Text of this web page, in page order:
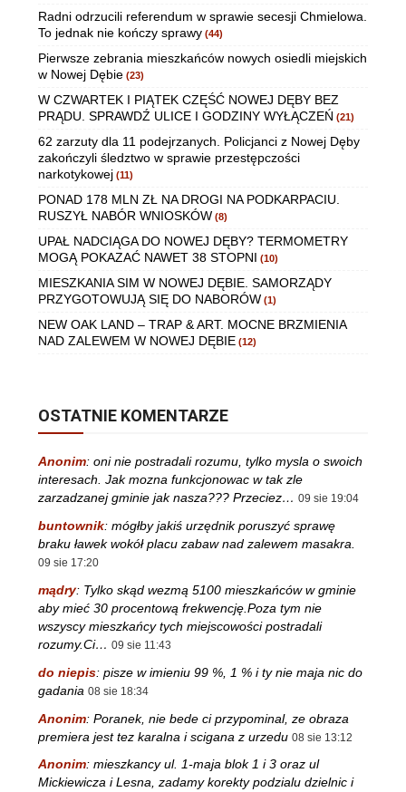
Radni odrzucili referendum w sprawie secesji Chmielowa.
To jednak nie kończy sprawy (44)
Pierwsze zebrania mieszkańców nowych osiedli miejskich
w Nowej Dębie (23)
W CZWARTEK I PIĄTEK CZĘŚĆ NOWEJ DĘBY BEZ
PRĄDU. SPRAWDŹ ULICE I GODZINY WYŁĄCZEŃ (21)
62 zarzuty dla 11 podejrzanych. Policjanci z Nowej Dęby
zakończyli śledztwo w sprawie przestępczości
narkotykowej (11)
PONAD 178 MLN ZŁ NA DROGI NA PODKARPACIU.
RUSZYŁ NABÓR WNIOSKÓW (8)
UPAŁ NADCIĄGA DO NOWEJ DĘBY? TERMOMETRY
MOGĄ POKAZAĆ NAWET 38 STOPNI (10)
MIESZKANIA SIM W NOWEJ DĘBIE. SAMORZĄDY
PRZYGOTOWUJĄ SIĘ DO NABORÓW (1)
NEW OAK LAND – TRAP & ART. MOCNE BRZMIENIA
NAD ZALEWEM W NOWEJ DĘBIE (12)
OSTATNIE KOMENTARZE
Anonim: oni nie postradali rozumu, tylko mysla o swoich
interesach. Jak mozna funkcjonowac w tak zle
zarzadzanej gminie jak nasza??? Przeciez… 09 sie 19:04
buntownik: mógłby jakiś urzędnik poruszyć sprawę
braku ławek wokół placu zabaw nad zalewem masakra.
09 sie 17:20
mądry: Tylko skąd wezmą 5100 mieszkańców w gminie
aby mieć 30 procentową frekwencję.Poza tym nie
wszyscy mieszkańcy tych miejscowości postradali
rozumy.Ci… 09 sie 11:43
do niepis: pisze w imieniu 99 %, 1 % i ty nie maja nic do
gadania 08 sie 18:34
Anonim: Poranek, nie bede ci przypominal, ze obraza
premiera jest tez karalna i scigana z urzedu 08 sie 13:12
Anonim: mieszkancy ul. 1-maja blok 1 i 3 oraz ul
Mickiewicza i Lesna, zadamy korekty podzialu dzielnic i